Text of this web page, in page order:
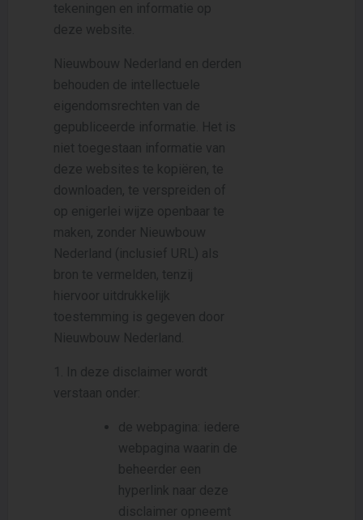
tekeningen en informatie op
deze website.
Nieuwbouw Nederland en derden
behouden de intellectuele
eigendomsrechten van de
gepubliceerde informatie. Het is
niet toegestaan informatie van
deze websites te kopiëren, te
downloaden, te verspreiden of
op enigerlei wijze openbaar te
maken, zonder Nieuwbouw
Nederland (inclusief URL) als
bron te vermelden, tenzij
hiervoor uitdrukkelijk
toestemming is gegeven door
Nieuwbouw Nederland.
1. In deze disclaimer wordt
verstaan onder:
de webpagina: iedere
webpagina waarin de
beheerder een
hyperlink naar deze
disclaimer opneemt